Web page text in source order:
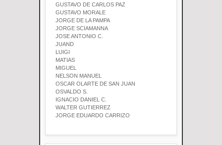
GUSTAVO DE CARLOS PAZ
GUSTAVO MORALE
JORGE DE LA PAMPA
JORGE SCIAMANNA
JOSE ANTONIO C.
JUAND
LUIGI
MATIAS
MIGUEL
NELSON MANUEL
OSCAR OLARTE DE SAN JUAN
OSVALDO S.
IGNACIO DANIEL C.
WALTER GUTIERREZ
JORGE EDUARDO CARRIZO